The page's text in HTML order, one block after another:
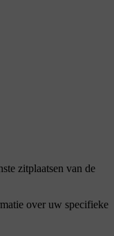
zitplaatsen van de
over uw specifieke